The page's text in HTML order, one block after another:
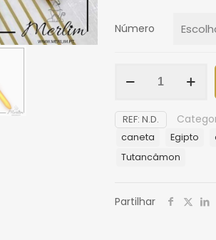
Número
REF: N.D.
caneta Egipto
Tutancâmon
Partilhar